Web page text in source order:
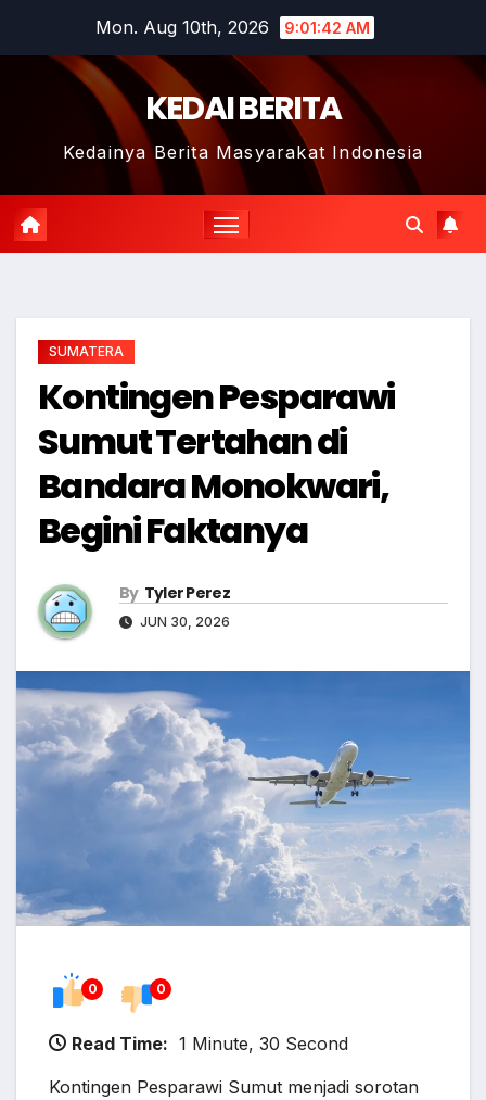
Mon. Aug 10th, 2026 9:01:43 AM
KEDAI BERITA
Kedainya Berita Masyarakat Indonesia
SUMATERA
Kontingen Pesparawi
Sumut Tertahan di
Bandara Monokwari,
Begini Faktanya
By Tyler Perez
JUN 30, 2026
0 0
Read Time: 1 Minute, 30 Second
Kontingen Pesparawi Sumut menjadi sorotan